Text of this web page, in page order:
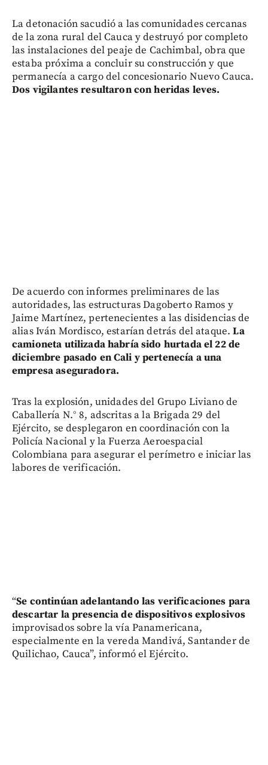
La detonación sacudió a las comunidades cercanas
de la zona rural del Cauca y destruyó por completo
las instalaciones del peaje de Cachimbal, obra que
estaba próxima a concluir su construcción y que
permanecía a cargo del concesionario Nuevo Cauca.
Dos vigilantes resultaron con heridas leves.
De acuerdo con informes preliminares de las
autoridades, las estructuras Dagoberto Ramos y
Jaime Martínez, pertenecientes a las disidencias de
alias Iván Mordisco, estarían detrás del ataque. La
camioneta utilizada habría sido hurtada el 22 de
diciembre pasado en Cali y pertenecía a una
empresa aseguradora.
Tras la explosión, unidades del Grupo Liviano de
Caballería N.° 8, adscritas a la Brigada 29 del
Ejército, se desplegaron en coordinación con la
Policía Nacional y la Fuerza Aeroespacial
Colombiana para asegurar el perímetro e iniciar las
labores de verificación.
“Se continúan adelantando las verificaciones para
descartar la presencia de dispositivos explosivos
improvisados sobre la vía Panamericana,
especialmente en la vereda Mandivá, Santander de
Quilichao, Cauca”, informó el Ejército.